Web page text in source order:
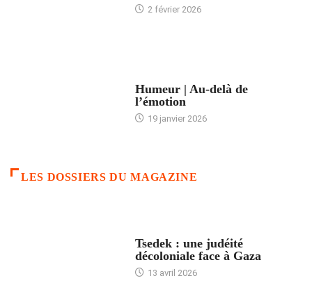
2 février 2026
Humeur | Au-delà de
l’émotion
19 janvier 2026
LES DOSSIERS DU MAGAZINE
Tsedek : une judéité
décoloniale face à Gaza
13 avril 2026